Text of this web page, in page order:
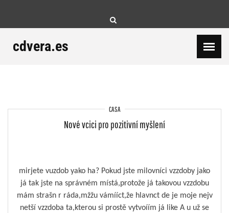
cdvera.es
CASA
Nové vcici pro pozitivní myšlení
mirjete vuzdob yako ha? Pokud jste milovníci vzzdoby jako
já tak jste na správném místá,protože já takovou vzzdobu
mám strašn r ráda,mžžu vámííct,že hlavnct de je moje nejv
netší vzzdoba ta,kterou si prostě vytvoíím já like A u už se